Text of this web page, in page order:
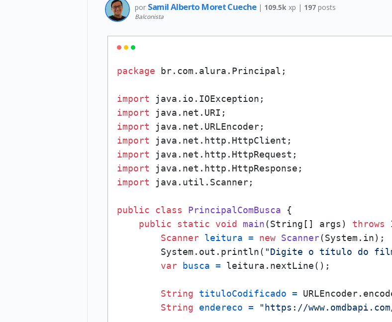
por Samil Alberto Moret Cueche | 109.5k xp | 197 posts
Balconista
package br.com.alura.Principal;
import
import
import
import
import
import
import java.util.Scanner;
public class PrincipalComBusca {
public
static void main(String[] args) throws
Scanner leitura = new Scanner(System.in);
        System.out.println(
"Digite o título do
var
busca = leitura.nextLine();
String tituloCodificado =
String
endereco = "https://